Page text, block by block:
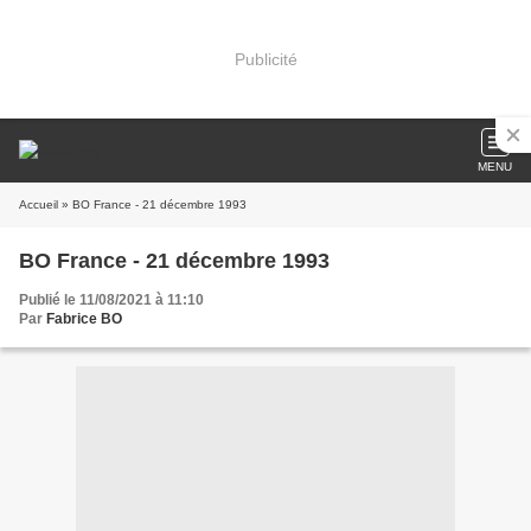
Publicité
MENU
Accueil » BO France - 21 décembre 1993
BO France - 21 décembre 1993
Publié le 11/08/2021 à 11:10
Par Fabrice BO